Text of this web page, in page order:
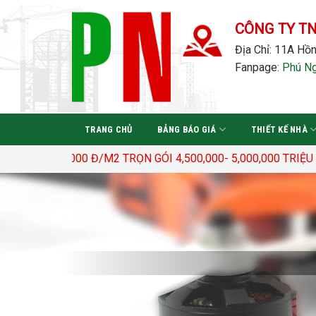
qua
CÔNG TY
Địa Chỉ: 11A
Fanpage: Phú
TRANG CHỦ BẢNG BÁO GIÁ THIẾT KẾ NHÀ
Đ/M2 TRỌN GÓI 4,500,000- 5,000,000 TRIỆU Đ/M